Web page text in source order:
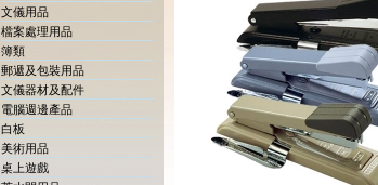
文儀用品
檔案處理用品
簿類
郵遞及包裝用品
文儀器材及配件
電腦週邊產品
白板
美術用品
桌上遊戲